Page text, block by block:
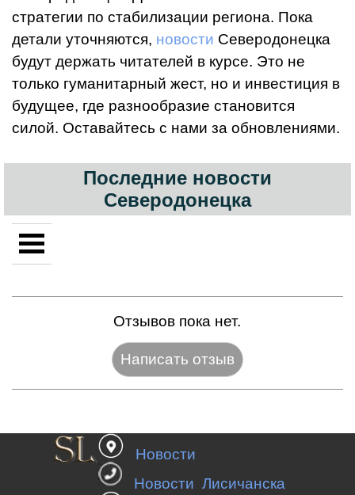
стратегии по стабилизации региона. Пока
детали уточняются, новости Северодонецка
будут держать читателей в курсе. Это не
только гуманитарный жест, но и инвестиция в
будущее, где разнообразие становится
силой. Оставайтесь с нами за обновлениями.
Последние новости
Северодонецка
Отзывов пока нет.
Новости
Новости Лисичанска